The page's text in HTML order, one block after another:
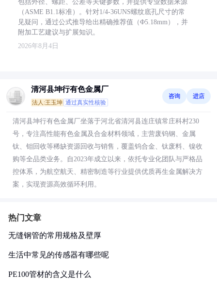
包括外径、螺距、公差等关键参数，并提供专业数据来源
（ASME B1.1标准）。针对1/4-36UNS螺纹底孔尺寸的常
见疑问，通过公式推导给出精确推荐值（Φ5.18mm），并
附加工艺建议与扩展知识。
2026年8月4日
清河县坤行有色金属厂
法人:王玉坤 通过真实性核验
咨询 进店
清河县坤行有色金属厂坐落于河北省清河县连庄镇常庄科村230
号，专注高性能有色金属及合金材料领域，主营废钨钢、金属
钛、钼回收等稀缺资源回收与销售，覆盖钨合金、钛废料、镍收
购等全品类业务。自2023年成立以来，依托专业化团队与严格品
控体系，为航空航天、精密制造等行业提供优质再生金属解决方
案，实现资源高效循环利用。
热门文章
无缝钢管的常用规格及壁厚
生活中常见的传感器有哪些呢
PE100管材的含义是什么